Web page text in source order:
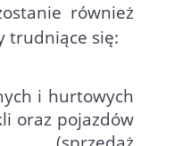
również
trudniące się:
i hurtowych
oraz pojazdów